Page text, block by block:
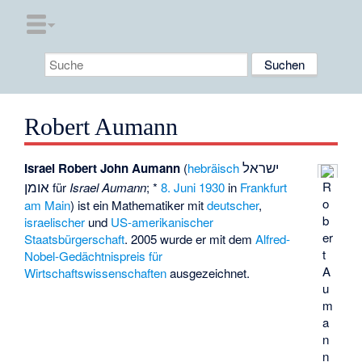
Robert Aumann
R
o
b
er
t
A
u
m
a
n
n
Israel Robert John Aumann (hebräisch ישראל
אומןfürIsrael Aumann; *8. Juni 1930 in Frankfurt
am Main) ist ein Mathematiker mitdeutscher,
israelischer und US-amerikanischer
Staatsbürgerschaft. 2005 wurde er mit demAlfred-
Nobel-Gedächtnispreis für
Wirtschaftswissenschaftenausgezeichnet.